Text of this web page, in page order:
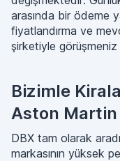
arasında bir ödeme
fiyatlandırma ve
şirketiyle
Bizimle
Aston
DBX tam olarak
markasının yüksek